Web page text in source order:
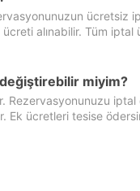
ücretsiz
alınabilir. Tüm iptal
miyim?
Rezervasyonunuzu iptal
Ek ücretleri tesise